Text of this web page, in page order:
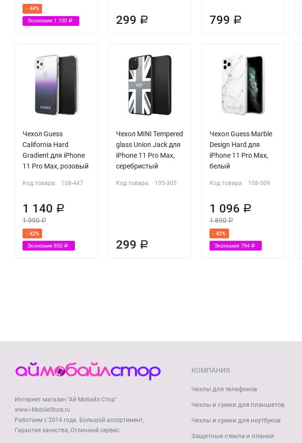
- 44%
Экономия 1 100 Р 299 Р 799 Р
Чехол Guess
California Hard
Gradient для iPhone
11 Pro Max, розовый
Код товара: 108-447
1 140 Р
1 990Р
- 42%
Экономия 850 Р
Чехол MINI Tempered
glass Union Jack для
iPhone 11 Pro Max,
серебристый
Код товара: 105-305
299 Р
Чехол Guess Marble
Design Hard для
iPhone 11 Pro Max,
белый
Код товара: 108-509
1 096 Р
1 890Р
- 42%
Экономия 794 Р
Интернет магазин "Ай Мобайл Стор"
www.i-MobileStore.ru
Работаем с 2014 года. Большой ассортимент,
Гарантия качества, Отличный сервис.
КОМПАНИЯ
Чехлы для телефонов
Чехлы и сумки для планшетов
Чехлы и сумки для ноутбуков
Защитные стекла и пленки